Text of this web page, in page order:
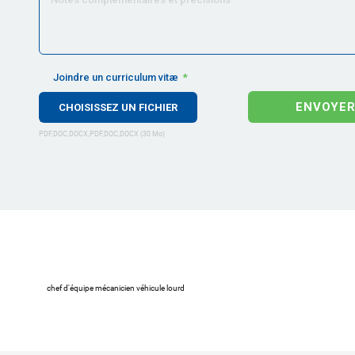
Joindre un curriculum vitæ
ENVOYER
chef d'équipe mécanicien véhicule lourd